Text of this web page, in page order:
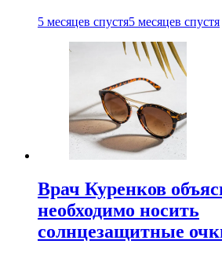
5 месяцев спустя5 месяцев спустя
Врач Куренков
необходимо носить
солнцезащитные